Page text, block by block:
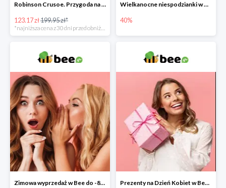
Robinson Crusoe. Przygoda na przeklętej wyspie -38%
123.17 zł199.95 zł*
*najniższa cena z 30 dni przed obniżką
Wielkanocne niespodzianki w Bee do -40%
40%
Zimowa wyprzedaż w Bee do -80% Prezenty na Dzień Kobiet w Bee do -55%